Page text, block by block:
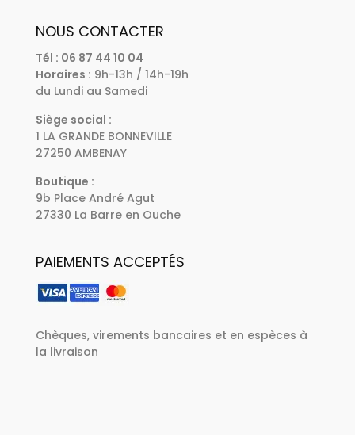
NOUS CONTACTER
Tél : 06 87 44 10 04
Horaires : 9h-13h / 14h-19h
du Lundi au Samedi
Siège social :
1 LA GRANDE BONNEVILLE
27250 AMBENAY
Boutique :
9b Place André Agut
27330 La Barre en Ouche
PAIEMENTS ACCEPTÉS
Chèques, virements bancaires et en espèces à
la livraison